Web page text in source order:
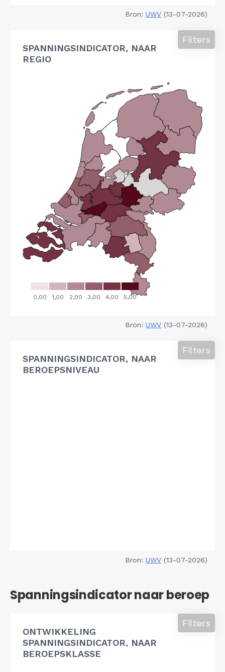
Bron: UWV (13-07-2026)
SPANNINGSINDICATOR, NAAR
REGIO
Filters
Bron: UWV (13-07-2026)
SPANNINGSINDICATOR, NAAR
BEROEPSNIVEAU
Filters
Bron: UWV (13-07-2026)
Spanningsindicator naar beroep
ONTWIKKELING
SPANNINGSINDICATOR, NAAR
BEROEPSKLASSE
Filters